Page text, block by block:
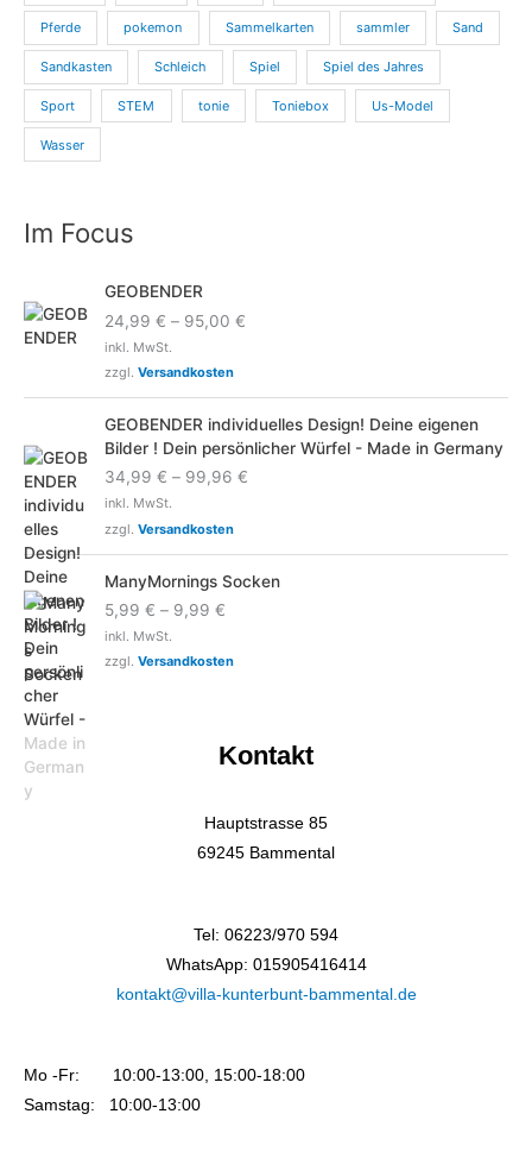
Pferde pokemon Sammelkarten sammler Sand
Sandkasten Schleich Spiel Spiel des Jahres
Sport STEM tonie Toniebox Us-Model
Wasser
Im Focus
GEOBENDER
24,99€ – 95,00€
inkl. MwSt.
zzgl.Versandkosten
GEOBENDER individuelles Design! Deine eigenen
Bilder ! Dein persönlicher Würfel - Made in Germany
34,99€ – 99,96€
inkl. MwSt.
zzgl.Versandkosten
ManyMornings Socken
5,99€ – 9,99€
inkl. MwSt.
zzgl.Versandkosten
Kontakt
Hauptstrasse 85
69245 Bammental
Tel: 06223/970 594
WhatsApp: 015905416414
kontakt@villa-kunterbunt-bammental.de
Mo -Fr: 10:00-13:00, 15:00-18:00
Samstag: 10:00-13:00